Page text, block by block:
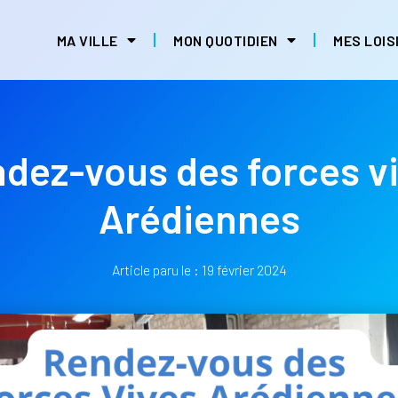
MA VILLE MON QUOTIDIEN MES
vous des forces
Arédiennes
Article paru le : 19 février 2024